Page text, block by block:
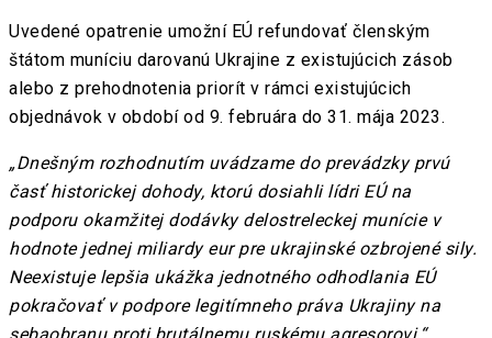
Uvedené opatrenie umožní EÚ refundovať členským
štátom muníciu darovanú Ukrajine z existujúcich zásob
alebo z prehodnotenia priorít v rámci existujúcich
objednávok v období od 9. februára do 31. mája 2023.
„Dnešným rozhodnutím uvádzame do prevádzky prvú
časť historickej dohody, ktorú dosiahli lídri EÚ na
podporu okamžitej dodávky delostreleckej munície v
hodnote jednej miliardy eur pre ukrajinské ozbrojené sily.
Neexistuje lepšia ukážka jednotného odhodlania EÚ
pokračovať v podpore legitímneho práva Ukrajiny na